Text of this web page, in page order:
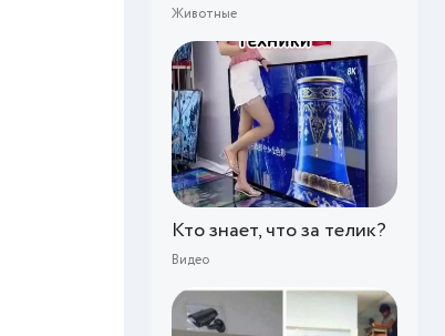
Животные
Кто знает, что за телик?
Видео